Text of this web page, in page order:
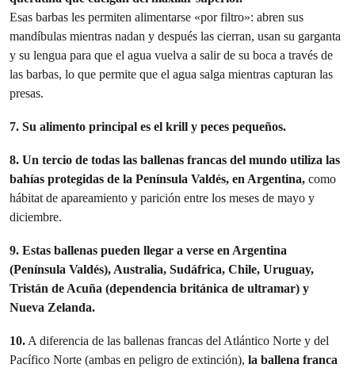
Esas barbas les permiten alimentarse «por filtro»: abren sus
mandíbulas mientras nadan y después las cierran, usan su garganta
y su lengua para que el agua vuelva a salir de su boca a través de
las barbas, lo que permite que el agua salga mientras capturan las
presas.
7. Su alimento principal es el krill y peces pequeños.
8. Un tercio de todas las ballenas francas del mundo utiliza las
bahías protegidas de la Península Valdés, en Argentina, como
hábitat de apareamiento y parición entre los meses de mayo y
diciembre.
9. Estas ballenas pueden llegar a verse en Argentina
(Península Valdés), Australia, Sudáfrica, Chile, Uruguay,
Tristán de Acuña (dependencia británica de ultramar) y
Nueva Zelanda.
10.A diferencia de las ballenas francas del Atlántico Norte y del
Pacífico Norte (ambas en peligro de extinción), la ballena franca